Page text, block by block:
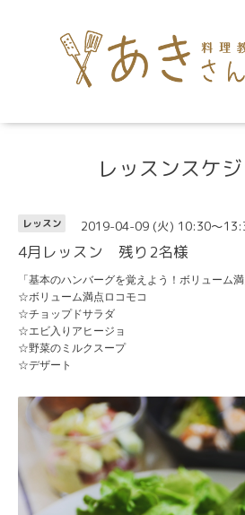
レッスンスケ
レッスン 2019-04-09 (火) 10:30～
4月レッスン 残り2名様
「基本のハンバーグを覚えよう！ボリューム
☆ボリューム満点ロコモコ
☆チョップドサラダ
☆エビ入りアヒージョ
☆野菜のミルクスープ
☆デザート